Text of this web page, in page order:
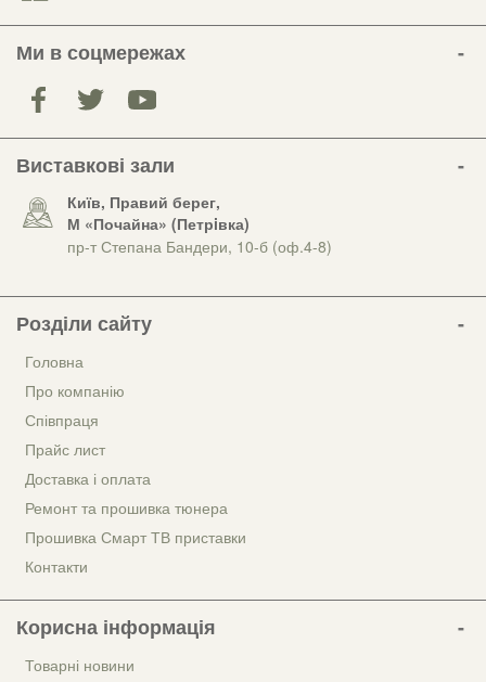
Ми в соцмережах
Виставкові зали
Київ, Правий берег,
М «Почайна» (Петрiвка)
пр-т Степана Бандери, 10-б (оф.4-8)
Розділи сайту
Головна
Про компанію
Співпраця
Прайс лист
Доставка і оплата
Ремонт та прошивка тюнера
Прошивка Смарт ТВ приставки
Контакти
Корисна інформація
Товарні новини